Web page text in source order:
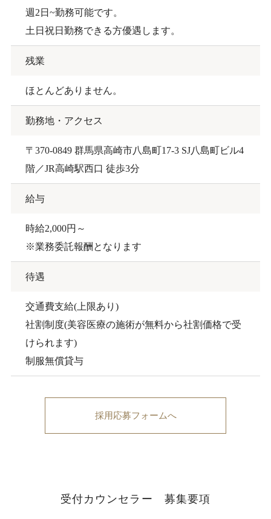
週2日~勤務可能です。
土日祝日勤務できる方優遇します。
残業
ほとんどありません。
勤務地・アクセス
〒370-0849 群馬県高崎市八島町17-3 SJ八島町ビル4
階／JR高崎駅西口 徒歩3分
給与
時給2,000円～
※業務委託報酬となります
待遇
交通費支給(上限あり)
社割制度(美容医療の施術が無料から社割価格で受
けられます)
制服無償貸与
採用応募フォームへ
受付カウンセラー 募集要項